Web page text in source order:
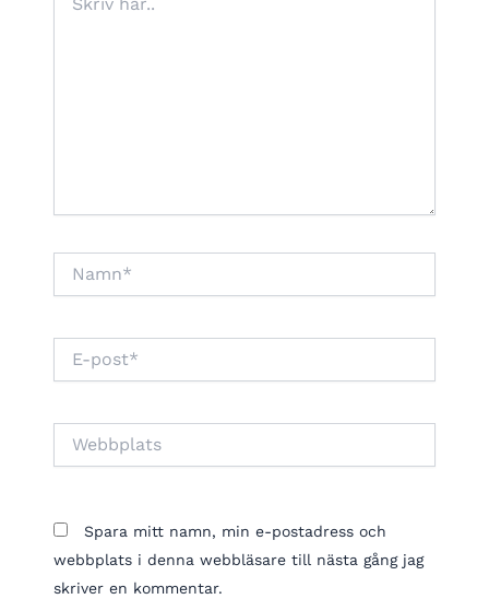
här..
post*
Spara mitt namn, min e-postadress och
webbplats i denna webbläsare till nästa gång jag
skriver en kommentar.